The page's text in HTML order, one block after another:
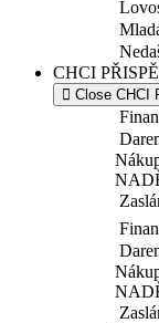
CHCI
Close CHCI